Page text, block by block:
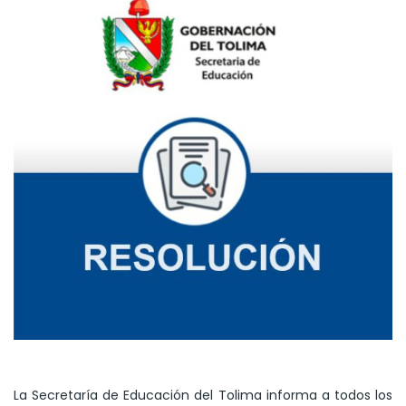
La Secretaría de Educación del Tolima informa a todos los